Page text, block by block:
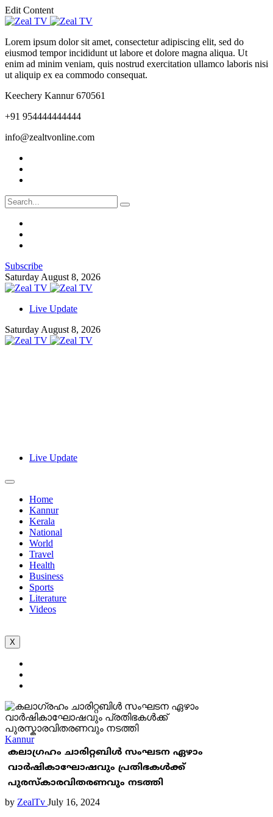
Edit Content
Lorem ipsum dolor sit amet, consectetur adipiscing elit, sed do
eiusmod tempor incididunt ut labore et dolore magna aliqua. Ut
enim ad minim veniam, quis nostrud exercitation ullamco laboris nisi
ut aliquip ex ea commodo consequat.
Keechery Kannur 670561
+91 954444444444
info@zealtvonline.com
Subscribe
Saturday August 8, 2026
Live Update
Saturday August 8, 2026
Live Update
Home
Kannur
Kerala
National
World
Travel
Health
Business
Sports
Literature
Videos
X
Kannur
കലാഗ്രഹം ചാരിറ്റബിള്‍ സംഘടന ഏഴാം
വാര്‍ഷികാഘോഷവും പ്രതിഭകള്‍ക്ക്
പുരസ്കാരവിതരണവും നടത്തി
by ZealTv July 16, 2024